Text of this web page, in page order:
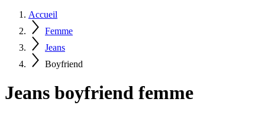
Accueil
Femme
Jeans
Boyfriend
Jeans boyfriend femme